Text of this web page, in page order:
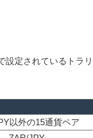
設定されているトラ
以外の15通貨ペア